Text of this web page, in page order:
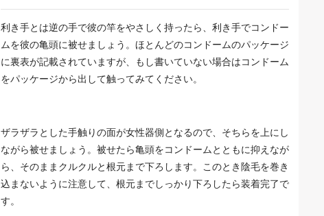
利き手とは逆の手で彼の竿をやさしく持ったら、利き手でコンドー
ムを彼の亀頭に被せましょう。ほとんどのコンドームのパッケージ
に裏表が記載されていますが、もし書いていない場合はコンドーム
をパッケージから出して触ってみてください。
ザラザラとした手触りの面が女性器側となるので、そちらを上にし
ながら被せましょう。被せたら亀頭をコンドームとともに抑えなが
ら、そのままクルクルと根元まで下ろします。このとき陰毛を巻き
込まないように注意して、根元までしっかり下ろしたら装着完了で
す。